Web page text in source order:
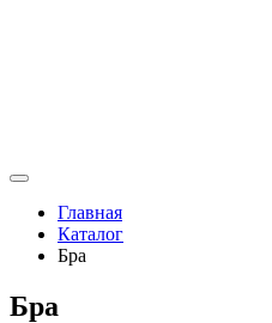
Главная
Каталог
Бра
Бра